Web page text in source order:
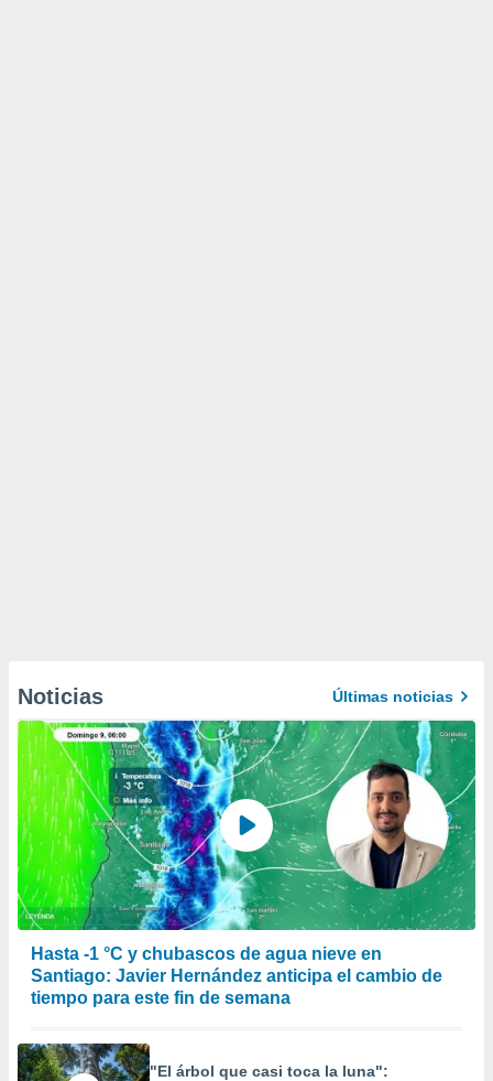
Noticias Últimas noticias
Hasta -1 °C y chubascos de agua nieve en
Santiago: Javier Hernández anticipa el cambio de
tiempo para este fin de semana
"El árbol que casi toca la luna":